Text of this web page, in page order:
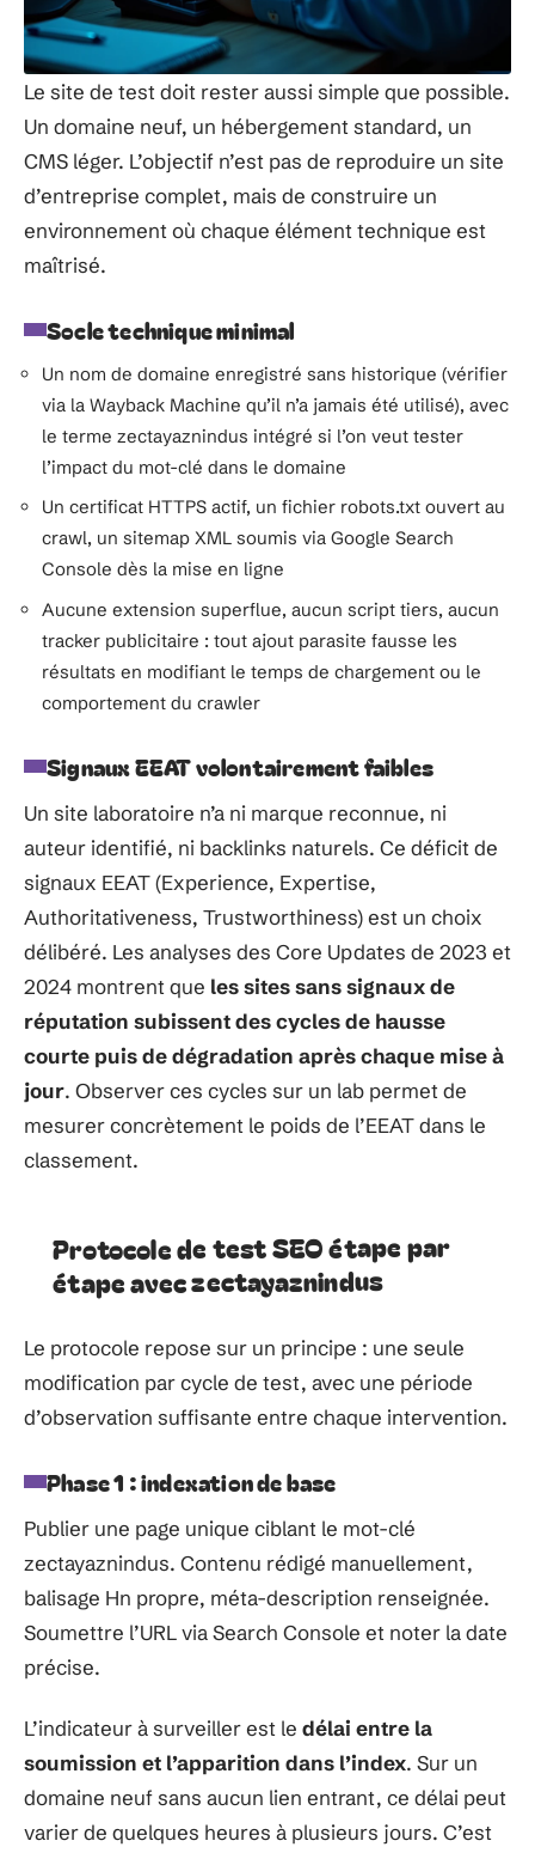
Le site de test doit rester aussi simple que possible.
Un domaine neuf, un hébergement standard, un
CMS léger. L’objectif n’est pas de reproduire un site
d’entreprise complet, mais de construire un
environnement où chaque élément technique est
maîtrisé.
Socle technique minimal
Un nom de domaine enregistré sans historique (vérifier
via la Wayback Machine qu’il n’a jamais été utilisé), avec
le terme zectayaznindus intégré si l’on veut tester
l’impact du mot-clé dans le domaine
Un certificat HTTPS actif, un fichier robots.txt ouvert au
crawl, un sitemap XML soumis via Google Search
Console dès la mise en ligne
Aucune extension superflue, aucun script tiers, aucun
tracker publicitaire : tout ajout parasite fausse les
résultats en modifiant le temps de chargement ou le
comportement du crawler
Signaux EEAT volontairement faibles
Un site laboratoire n’a ni marque reconnue, ni
auteur identifié, ni backlinks naturels. Ce déficit de
signaux EEAT (Experience, Expertise,
Authoritativeness, Trustworthiness) est un choix
délibéré. Les analyses des Core Updates de 2023 et
2024 montrent que les sites sans signaux de
réputation subissent des cycles de hausse
courte puis de dégradation après chaque mise à
jour. Observer ces cycles sur un lab permet de
mesurer concrètement le poids de l’EEAT dans le
classement.
Protocole de test SEO étape par
étape avec zectayaznindus
Le protocole repose sur un principe : une seule
modification par cycle de test, avec une période
d’observation suffisante entre chaque intervention.
Phase 1 : indexation de base
Publier une page unique ciblant le mot-clé
zectayaznindus. Contenu rédigé manuellement,
balisage Hn propre, méta-description renseignée.
Soumettre l’URL via Search Console et noter la date
précise.
L’indicateur à surveiller est le délai entre la
soumission et l’apparition dans l’index. Sur un
domaine neuf sans aucun lien entrant, ce délai peut
varier de quelques heures à plusieurs jours. C’est